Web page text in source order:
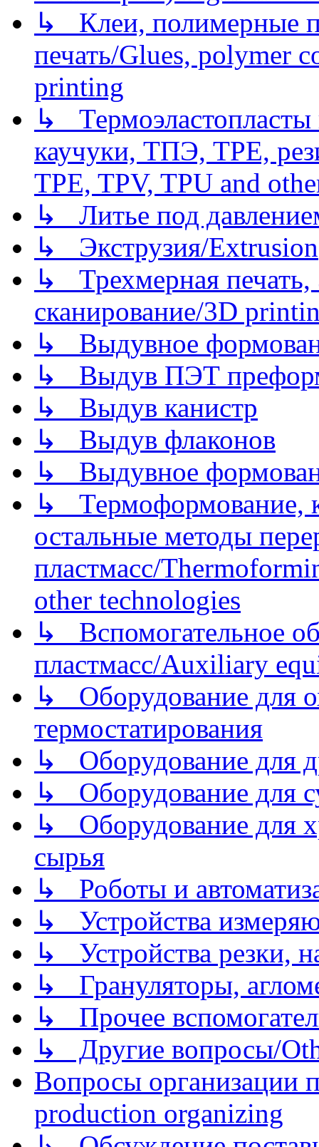
↳ Клеи, полимерные
печать/Glues, polymer
printing
↳
каучуки, ТПЭ, TPE,
TPE, TPV, TPU and
↳ Литье под
↳ Экструзия/Extrusion
↳ Трехмерная
сканирование/3D
↳ Выдувное
↳ Выдув ПЭТ
↳ Выдув канистр
↳ Выдув флаконов
↳ Выдувное
↳ Термоформование,
остальные методы
пластмасс/
other technologies
↳ Вспомогательное
пластмасс/Auxiliary
↳ Оборудование для
термостатирования
↳ Оборудование для
↳ Оборудование для
↳ Оборудование для
сырья
↳ Роботы и
↳ Устройства
↳ Устройства резки,
↳ Грануляторы,
↳ Прочее
↳ Другие вопросы/
Вопросы организации
production organizing